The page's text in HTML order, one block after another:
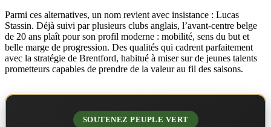
Parmi ces alternatives, un nom revient avec insistance : Lucas
Stassin. Déjà suivi par plusieurs clubs anglais, l’avant-centre belge
de 20 ans plaît pour son profil moderne : mobilité, sens du but et
belle marge de progression. Des qualités qui cadrent parfaitement
avec la stratégie de Brentford, habitué à miser sur de jeunes talents
prometteurs capables de prendre de la valeur au fil des saisons.
SOUTENEZ PEUPLE VERT